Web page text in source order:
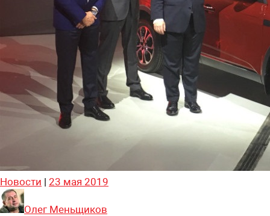
Новости | 23 мая 2019
Олег Меньщиков